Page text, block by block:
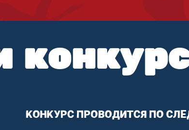
КОНКУРС ПРОВОДИТСЯ ПО